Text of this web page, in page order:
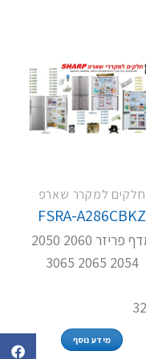
חלקים למקרר שארפ
FSRA-A286CBKZ
מדף פריזר 2060 2050
2054 2065 3065
מידע נוסף